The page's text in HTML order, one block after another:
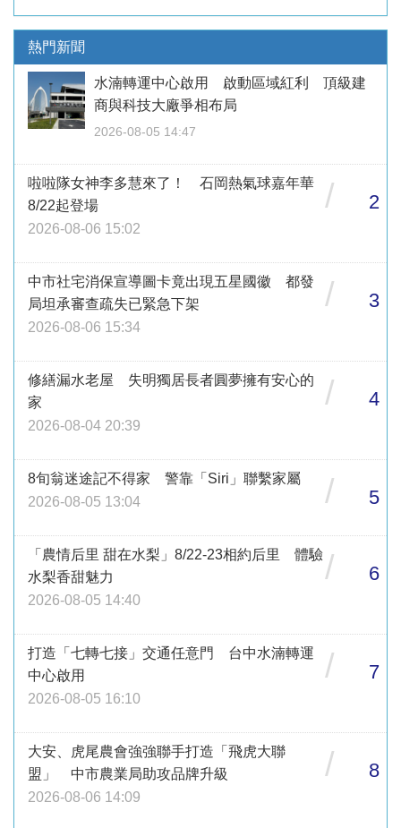
熱門新聞
水湳轉運中心啟用 啟動區域紅利 頂級建
商與科技大廠爭相布局
2026-08-05 14:47
啦啦隊女神李多慧來了！ 石岡熱氣球嘉年華
8/22起登場
2026-08-06 15:02
/ 2
中市社宅消保宣導圖卡竟出現五星國徽 都發
局坦承審查疏失已緊急下架
2026-08-06 15:34
/ 3
修繕漏水老屋 失明獨居長者圓夢擁有安心的
家
2026-08-04 20:39
/ 4
8旬翁迷途記不得家 警靠「Siri」聯繫家屬
2026-08-05 13:04
/ 5
「農情后里 甜在水梨」8/22-23相約后里 體驗
水梨香甜魅力
2026-08-05 14:40
/ 6
打造「七轉七接」交通任意門 台中水湳轉運
中心啟用
2026-08-05 16:10
/ 7
大安、虎尾農會強強聯手打造「飛虎大聯
盟」 中市農業局助攻品牌升級
2026-08-06 14:09
/ 8